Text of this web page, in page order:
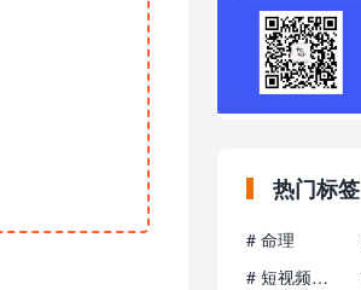
热门标签
# 命理
# 短视频运营